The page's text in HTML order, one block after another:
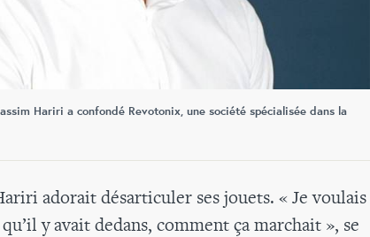
Hariri a confondé Revotonix, une société spécialisée dans la
adorait désarticuler ses jouets. « Je voulais
y avait dedans, comment ça marchait », se